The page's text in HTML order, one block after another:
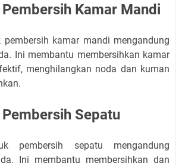
Kamar Mandi
pembersih kamar mandi mengandung
Ini membantu membersihkan kamar
menghilangkan noda dan kuman
Sepatu
pembersih sepatu mengandung
Ini membantu membersihkan dan